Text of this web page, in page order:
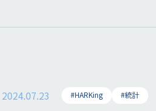
2024.07.23 #HARKing #統計